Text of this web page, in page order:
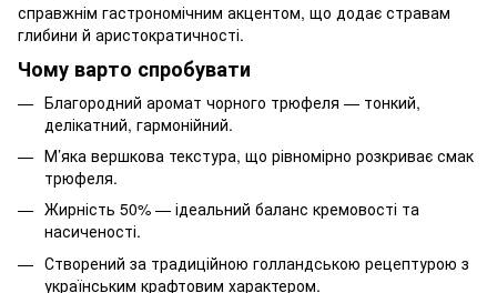
справжнім гастрономічним акцентом, що додає стравам
глибини й аристократичності.
Чому варто спробувати
Благородний аромат чорного трюфеля — тонкий,
делікатний, гармонійний.
М’яка вершкова текстура, що рівномірно розкриває смак
трюфеля.
Жирність 50% — ідеальний баланс кремовості та
насиченості.
Створений за традиційною голландською рецептурою з
українським крафтовим характером.